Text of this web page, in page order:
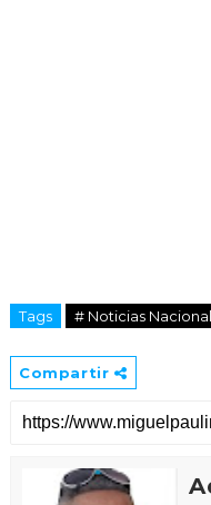
Tags # Noticias
Compartir